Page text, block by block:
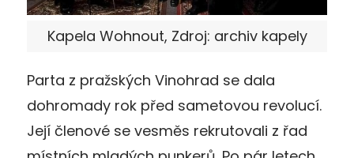
Kapela Wohnout, Zdroj: archiv kapely
Parta z pražských Vinohrad se dala
dohromady rok před sametovou revolucí.
Její členové se vesměs rekrutovali z řad